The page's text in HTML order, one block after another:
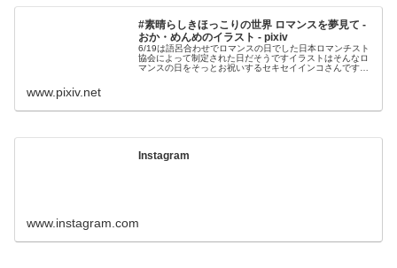
#素晴らしきほっこりの世界 ロマンスを夢見て -
おか・めんめのイラスト - pixiv
6/19は語呂合わせでロマンスの日でした日本ロマンチスト
協会によって制定された日だそうですイラストはそんなロ
マンスの日をそっとお祝いするセキセイインコさんですエ
www.pixiv.net
Instagram
www.instagram.com